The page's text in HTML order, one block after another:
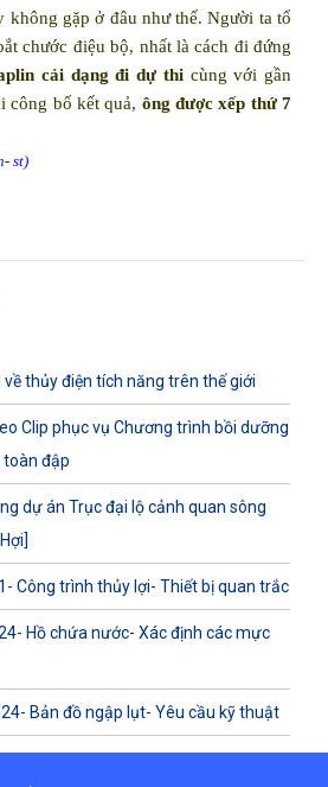
không gặp ở đâu như thế. Người ta tổ
chước điệu bộ, nhất là cách đi đứng
cải dạng đi dự thicùng với gần
công bố kết quả, ông được xếp thứ 7
- st)
thủy điện tích năng trên thế giới
Clip phục vụ Chương trình bồi dưỡng
toàn đập
dự án Trục đại lộ cảnh quan sông
Công trình thủy lợi- Thiết bị quan trắc
Hồ chứa nước- Xác định các mực
Bản đồ ngập lụt- Yêu cầu kỹ thuật